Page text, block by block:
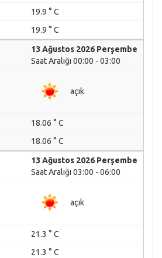
19.9 ° C
19.9 ° C
13 Ağustos 2026 Perşembe
Saat Aralığı 00:00 - 03:00
açık
18.06 ° C
18.06 ° C
13 Ağustos 2026 Perşembe
Saat Aralığı 03:00 - 06:00
açık
21.3 ° C
21.3 ° C